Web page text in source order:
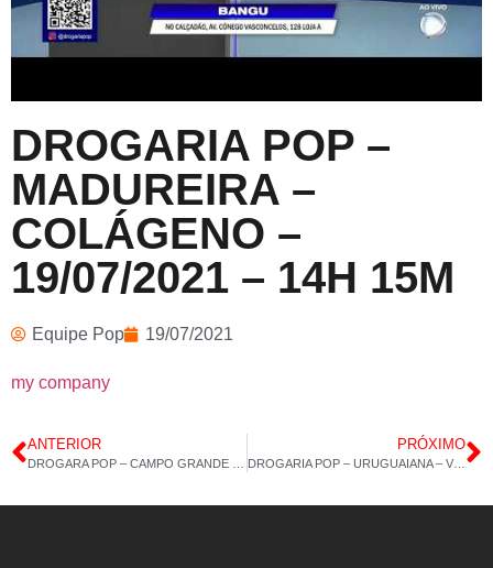
DROGARIA POP –
MADUREIRA –
COLÁGENO –
19/07/2021 – 14H 15M
Equipe Pop 19/07/2021
my company
ANTERIOR PRÓXIMO
DROGARIA POP – URUGUAIANA – VITAMINA E – 20/07/2021 – 14H 5M